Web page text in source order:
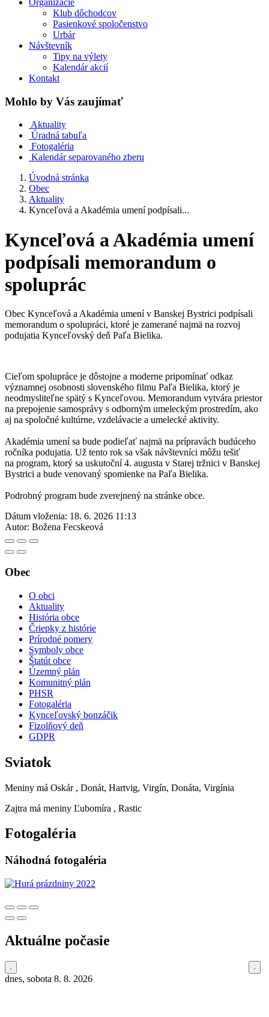
Organizácie
Klub dôchodcov
Pasienkové spoločenstvo
Urbár
Návštevník
Tipy na výlety
Kalendár akcií
Kontakt
Mohlo by Vás zaujímať
Aktuality
Úradná tabuľa
Fotogaléria
Kalendár separovaného zberu
Úvodná stránka
Obec
Aktuality
Kynceľová a Akadémia umení podpísali...
Kynceľová a Akadémia umení
podpísali memorandum o
spoluprác
Obec Kynceľová a Akadémia umení v Banskej Bystrici podpísali
memorandum o spolupráci, ktoré je zamerané najmä na rozvoj
podujatia Kynceľovský deň Paľa Bielika.
Cieľom spolupráce je dôstojne a moderne pripomínať odkaz
významnej osobnosti slovenského filmu Paľa Bielika, ktorý je
neodmysliteľne spätý s Kynceľovou. Memorandum vytvára priestor
na prepojenie samosprávy s odborným umeleckým prostredím, ako
aj na spoločné kultúrne, vzdelávacie a umelecké aktivity.
Akadémia umení sa bude podieľať najmä na prípravách budúceho
ročníka podujatia. Už tento rok sa však návštevníci môžu tešiť
na program, ktorý sa uskutoční 4. augusta v Starej tržnici v Banskej
Bystrici a bude venovaný spomienke na Paľa Bielika.
Podrobný program bude zverejnený na stránke obce.
Dátum vloženia: 18. 6. 2026 11:13
Autor: Božena Fecskeová
Obec
O obci
Aktuality
História obce
Čriepky z histórie
Prírodné pomery
Symboly obce
Štatút obce
Územný plán
Komunitný plán
PHSR
Fotogaléria
Kynceľovský bonzáčik
Fizolňový deň
GDPR
Sviatok
Meniny má Oskár , Donát, Hartvig, Virgín, Donáta, Virgínia
Zajtra má meniny Ľubomíra , Rastic
Fotogaléria
Náhodná fotogaléria
Aktuálne počasie
dnes, sobota 8. 8. 2026